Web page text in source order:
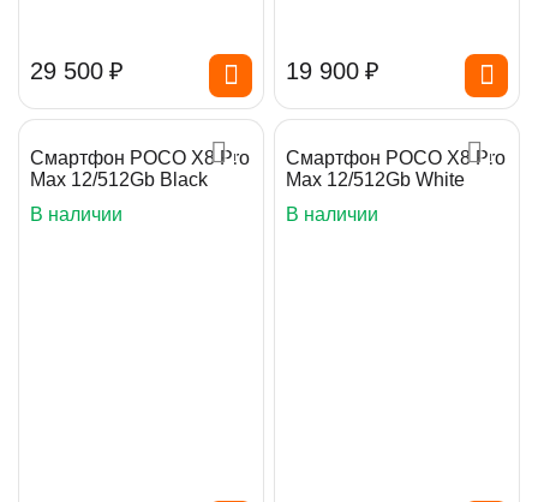
29 500 ₽ 19 900 ₽
Смартфон POCO X8 Pro
Max 12/512Gb Black
В наличии
Смартфон POCO X8 Pro
Max 12/512Gb White
В наличии